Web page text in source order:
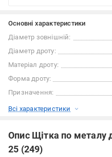
Основні характеристики
Діаметр зовнішній:
Діаметр дроту:
Матеріал дроту:
Форма дроту:
Призначення:
Всі характеристики
Опис Щітка по металу
25 (249)